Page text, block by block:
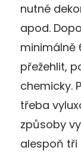
nutné
apod.
minimálně
přežehlit,
chemicky.
třeba
způsoby
alespoň tři